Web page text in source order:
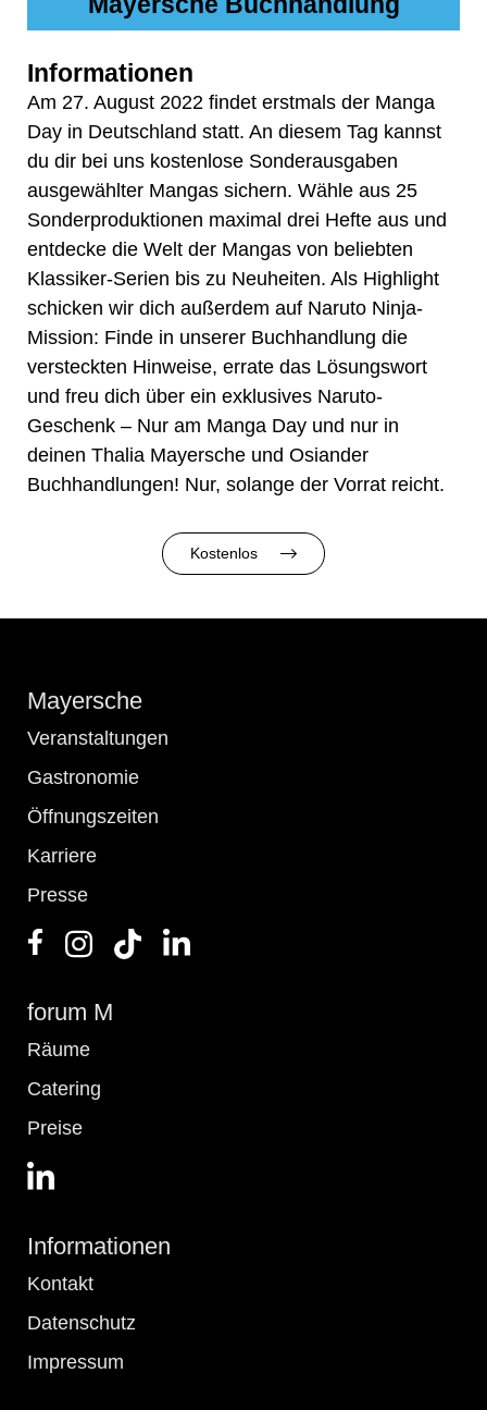
Informationen
Am 27. August 2022 findet erstmals der Manga
Day in Deutschland statt. An diesem Tag kannst
du dir bei uns kostenlose Sonderausgaben
ausgewählter Mangas sichern. Wähle aus 25
Sonderproduktionen maximal drei Hefte aus und
entdecke die Welt der Mangas von beliebten
Klassiker-Serien bis zu Neuheiten. Als Highlight
schicken wir dich außerdem auf Naruto Ninja-
Mission: Finde in unserer Buchhandlung die
versteckten Hinweise, errate das Lösungswort
und freu dich über ein exklusives Naruto-
Geschenk – Nur am Manga Day und nur in
deinen Thalia Mayersche und Osiander
Buchhandlungen! Nur, solange der Vorrat reicht.
Kostenlos
Mayersche
Veranstaltungen
Gastronomie
Öffnungszeiten
Karriere
Presse
forum M
Räume
Catering
Preise
Informationen
Kontakt
Datenschutz
Impressum